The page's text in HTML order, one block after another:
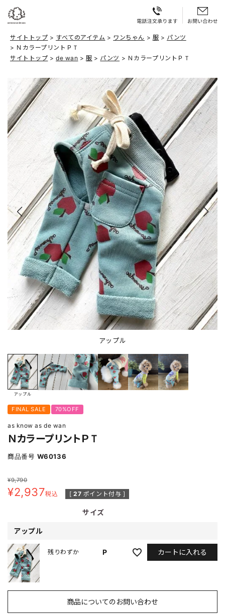
サイトトップ すべてのアイテム ワンちゃん 服
パンツ
ＮカラープリントＰＴ
サイトトップ
de wan 服 パンツ ＮカラープリントＰＴ
アップル
アップル
FINAL SALE 70%OFF
as know as de wan
ＮカラープリントＰＴ
商品番号 W60136
¥9,790
¥2,937税込 [ 27 ポイント付与 ]
サイズ
アップル
P
残りわずか カートに入れる
商品についてのお問い合わせ